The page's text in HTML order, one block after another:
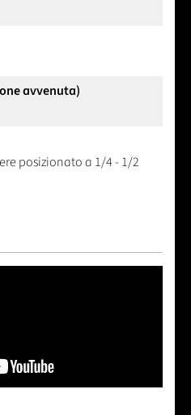
avvenuta)
posizionato a 1/4 - 1/2